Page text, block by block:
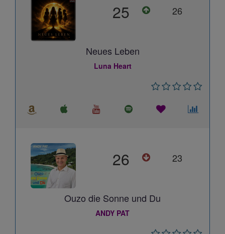
25 26
Neues Leben
Luna Heart
26 23
Ouzo die Sonne und Du
ANDY PAT